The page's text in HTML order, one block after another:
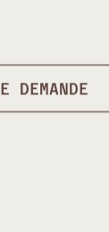
DEMANDE